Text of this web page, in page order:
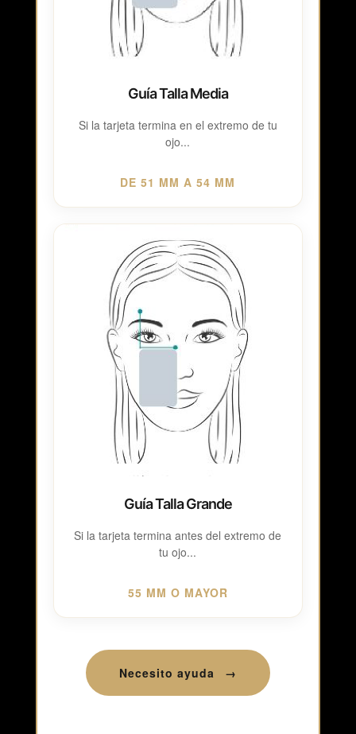
Guía Talla Media
Si la tarjeta termina en el extremo de tu
ojo...
DE 51 MM A 54 MM
Guía Talla Grande
Si la tarjeta termina antes del extremo de
tu ojo...
55 MM O MAYOR
Necesito ayuda →